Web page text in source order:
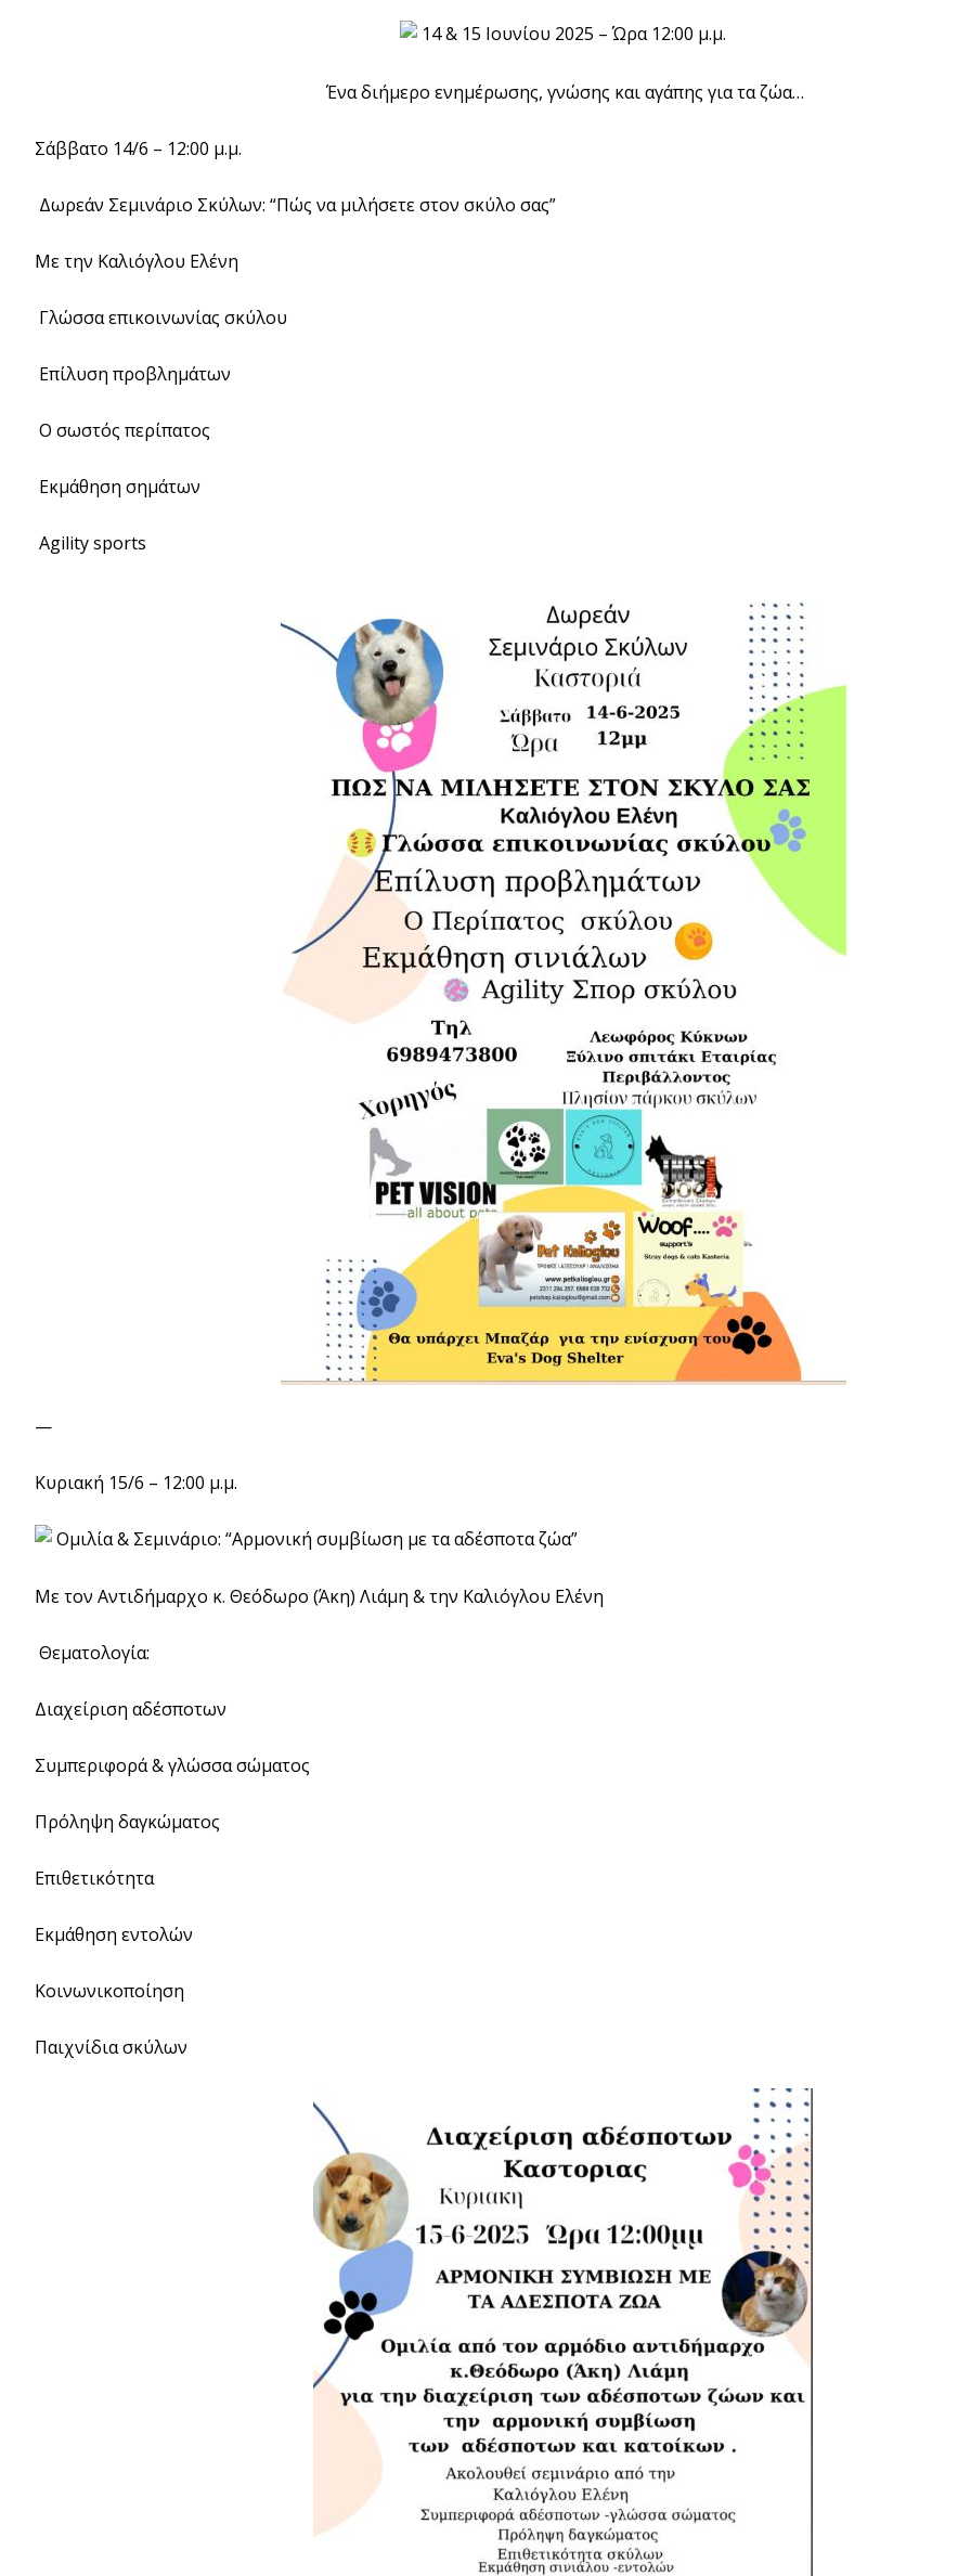
14 & 15 Ιουνίου 2025 – Ώρα 12:00 μ.μ.
Ένα διήμερο ενημέρωσης, γνώσης και αγάπης για τα ζώα…
Σάββατο 14/6 – 12:00 μ.μ.
Δωρεάν Σεμινάριο Σκύλων: “Πώς να μιλήσετε στον σκύλο σας”
Με την Καλιόγλου Ελένη
Γλώσσα επικοινωνίας σκύλου
Επίλυση προβλημάτων
Ο σωστός περίπατος
Εκμάθηση σημάτων
Agility sports
—
Κυριακή 15/6 – 12:00 μ.μ.
Ομιλία & Σεμινάριο: “Αρμονική συμβίωση με τα αδέσποτα ζώα”
Με τον Αντιδήμαρχο κ. Θεόδωρο (Άκη) Λιάμη & την Καλιόγλου Ελένη
Θεματολογία:
Διαχείριση αδέσποτων
Συμπεριφορά & γλώσσα σώματος
Πρόληψη δαγκώματος
Επιθετικότητα
Εκμάθηση εντολών
Κοινωνικοποίηση
Παιχνίδια σκύλων